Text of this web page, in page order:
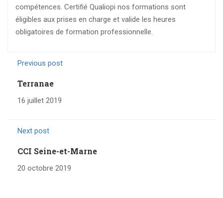
compétences. Certifié Qualiopi nos formations sont
éligibles aux prises en charge et valide les heures
obligatoires de formation professionnelle.
Previous post
Terranae
16 juillet 2019
Next post
CCI Seine-et-Marne
20 octobre 2019